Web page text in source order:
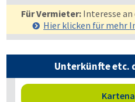
Für Vermieter: Interesse
Hier klicken für mehr
Unterkünfte etc.